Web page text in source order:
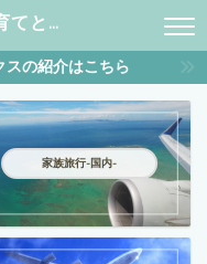
てと…
スの紹介はこちら
家族旅行-国内-